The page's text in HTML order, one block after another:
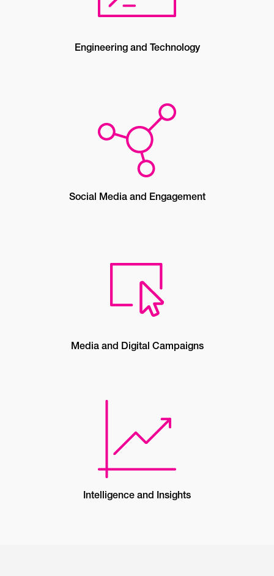
Engineering and Technology
Social Media and Engagement
Media and Digital Campaigns
Intelligence and Insights